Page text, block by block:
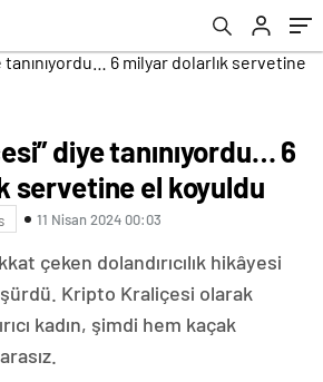
diye tanınıyordu… 6
servetine el koyuldu
11 Nisan 2024 00:03
çeken dolandırıcılık hikâyesi
Kripto Kraliçesi olarak
kadın, şimdi hem kaçak